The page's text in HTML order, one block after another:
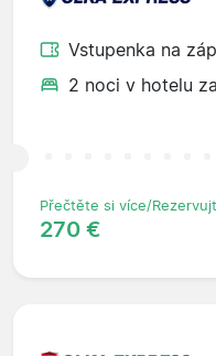
Vstupenka na
2 noci v hotelu
Přečtěte si více/
270 €